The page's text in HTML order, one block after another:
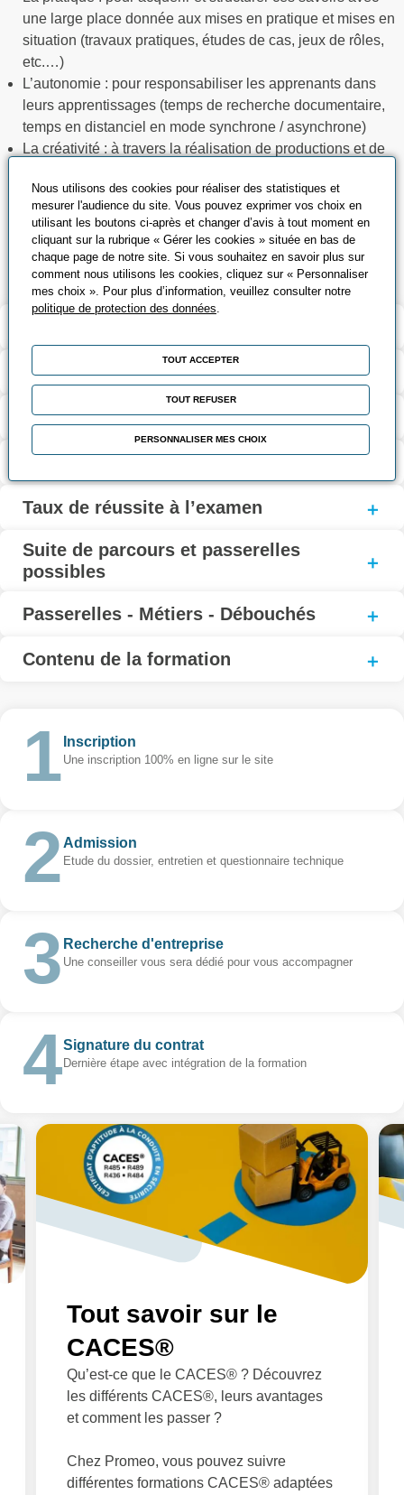
une large place donnée aux mises en pratique et mises en
situation (travaux pratiques, études de cas, jeux de rôles,
etc.…)
L’autonomie : pour responsabiliser les apprenants dans
leurs apprentissages (temps de recherche documentaire,
temps en distanciel en mode synchrone / asynchrone)
La créativité : à travers la réalisation de productions et de
La digitalisation : grâce à un accès individualisé à notre
plateforme e-learning de contenus métiers (modules
interactifs, vidéos, supports, quiz), transverses ou
complémentaires
Outils pédagogiques
Validation et certification
Taux de réussite à l’examen
Suite de parcours et passerelles
possibles
Passerelles - Métiers - Débouchés
Contenu de la formation
Inscription
Une inscription 100% en ligne sur le site
Admission
Etude du dossier, entretien et questionnaire technique
Recherche d'entreprise
Une conseiller vous sera dédié pour vous accompagner
Signature du contrat
Dernière étape avec intégration de la formation
Tout savoir sur le
CACES®
Qu’est-ce que le CACES® ? Découvrez
les différents CACES®, leurs avantages
et comment les passer ?
Chez Promeo, vous pouvez suivre
différentes formations CACES® adaptées
Nous utilisons des cookies pour réaliser des statistiques et
mesurer l'audience du site. Vous pouvez exprimer vos choix en
utilisant les boutons ci-après et changer d’avis à tout moment en
cliquant sur la rubrique « Gérer les cookies » située en bas de
chaque page de notre site. Si vous souhaitez en savoir plus sur
comment nous utilisons les cookies, cliquez sur « Personnaliser
mes choix ». Pour plus d’information, veuillez consulter notre
politique de protection des données
TOUT ACCEPTER
TOUT REFUSER
PERSONNALISER MES CHOIX